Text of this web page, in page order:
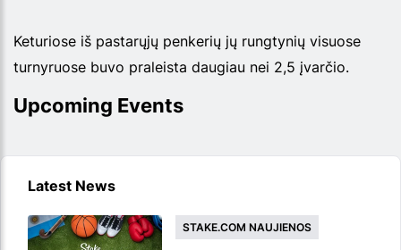
Keturiose iš pastarųjų penkerių jų rungtynių visuose
turnyruose buvo praleista daugiau nei 2,5 įvarčio.
Upcoming Events
Latest News
STAKE.COM NAUJIENOS